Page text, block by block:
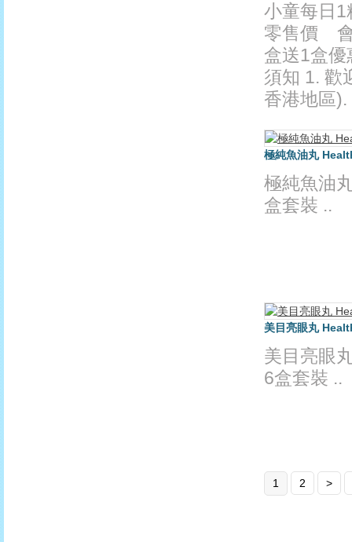
小童每日1
零售價
盒送1盒
須知 1. 歡
香港地區
極純魚油丸
極純魚油
盒套裝 ..
美目亮眼丸
美目亮眼
6盒套裝 ..
1 2 >